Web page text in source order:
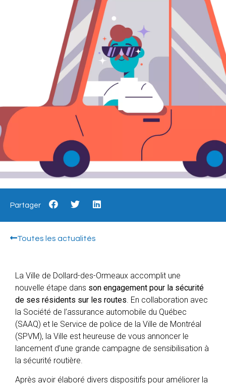
Partager
Toutes les actualités
La Ville de Dollard-des-Ormeaux accomplit une
nouvelle étape dans son engagement pour la sécurité
de ses résidents sur les routes . En collaboration avec
la Société de l’assurance automobile du Québec
(SAAQ) et le Service de police de la Ville de Montréal
(SPVM), la Ville est heureuse de vous annoncer le
lancement d’une grande campagne de sensibilisation à
la sécurité routière.
Après avoir élaboré divers dispositifs pour améliorer la